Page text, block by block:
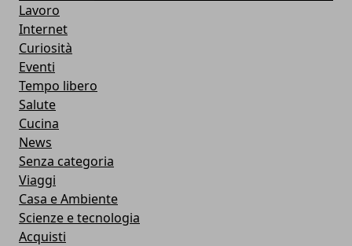
Lavoro
Internet
Curiosità
Eventi
Tempo libero
Salute
Cucina
News
Senza categoria
Viaggi
Casa e Ambiente
Scienze e tecnologia
Acquisti